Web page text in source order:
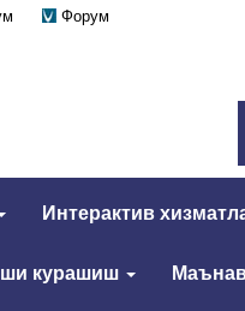
Форум
Интерактив
курашиш